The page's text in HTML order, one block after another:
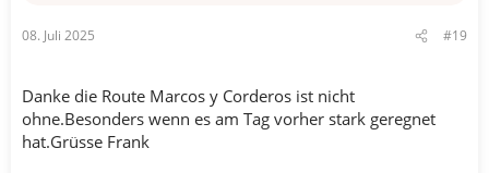
08. Juli 2025 #19
Danke die Route Marcos y Corderos ist nicht
ohne.Besonders wenn es am Tag vorher stark geregnet
hat.Grüsse Frank